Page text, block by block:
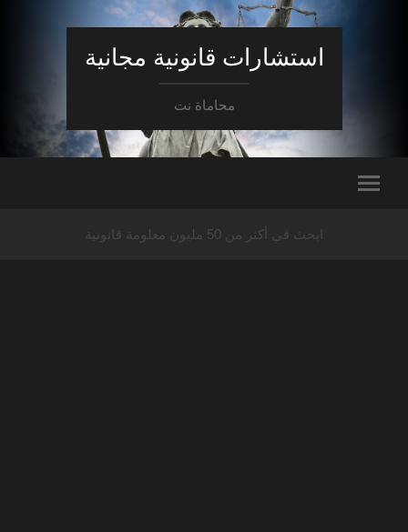
استشارات قانونية مجانية
محاماة نت
ابحث في أكثر من 50 مليون معلومة قانونية